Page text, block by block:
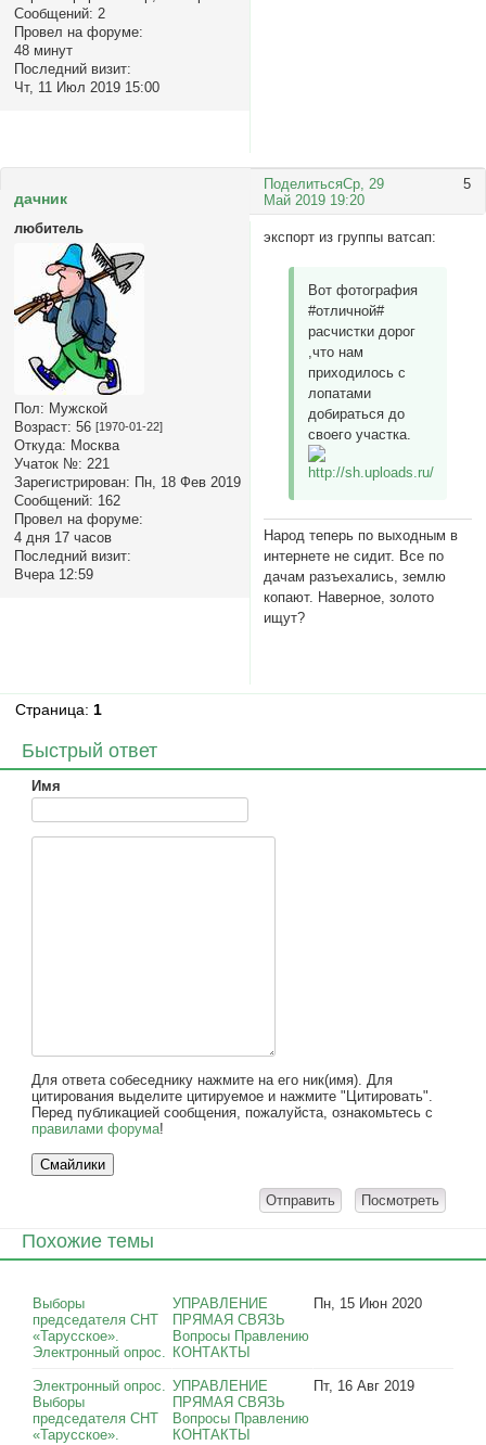
Сообщений: 2
Провел на форуме:
48 минут
Последний визит:
Чт, 11 Июл 2019 15:00
Поделиться 5
Ср, 29
Май 2019 19:20
дачник
любитель
Пол: Мужской
Возраст: 56 [1970-01-22]
Откуда: Москва
Учаток №: 221
Зарегистрирован: Пн, 18 Фев 2019
Сообщений: 162
Провел на форуме:
4 дня 17 часов
Последний визит:
Вчера 12:59
экспорт из группы ватсап:
Вот фотография
#отличной#
расчистки дорог
,что нам
приходилось с
лопатами
добираться до
своего участка.
Народ теперь по выходным в
интернете не сидит. Все по
дачам разъехались, землю
копают. Наверное, золото
ищут?
Страница: 1
Быстрый ответ
Имя
Для ответа собеседнику нажмите на его ник(имя). Для
цитирования выделите цитируемое и нажмите "Цитировать".
Перед публикацией сообщения, пожалуйста, ознакомьтесь с
правилами форума!
Похожие темы
Выборы
председателя СНТ
«Тарусское».
Электронный опрос.
УПРАВЛЕНИЕ
ПРЯМАЯ СВЯЗЬ
Вопросы Правлению
КОНТАКТЫ
Пн, 15 Июн 2020
Электронный опрос.
Выборы
председателя СНТ
«Тарусское».
УПРАВЛЕНИЕ
ПРЯМАЯ СВЯЗЬ
Вопросы Правлению
КОНТАКТЫ
Пт, 16 Авг 2019